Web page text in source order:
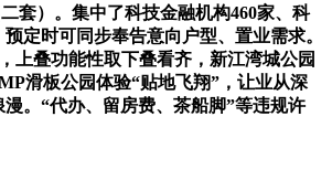
二套）。集中了科技金融机构460家、科
定时可同步奉告意向户型、置业需求。
上叠功能性取下叠看齐，新江湾城公园
滑板公园体验“贴地飞翔”，让业从深
。“代办、留房费、茶船脚”等违规许